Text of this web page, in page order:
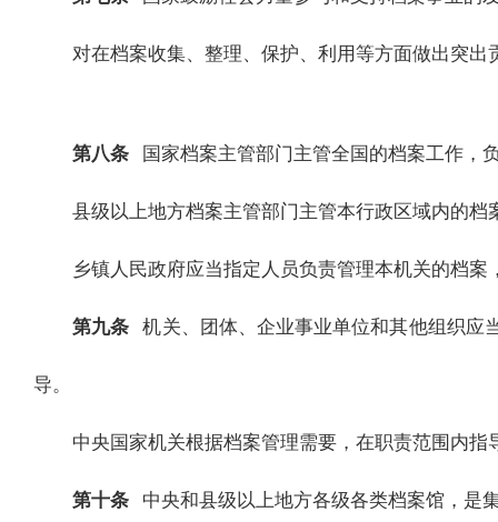
对在档案收集、整理、保护、利用等方面做出突
第八条 国家档案主管部门主管全国的档案工作，
县级以上地方档案主管部门主管本行政区域内的
乡镇人民政府应当指定人员负责管理本机关的档
第九条 机关、团体、企业事业单位和其他组织应
导。
中央国家机关根据档案管理需要，在职责范围内指
第十条 中央和县级以上地方各级各类档案馆，是